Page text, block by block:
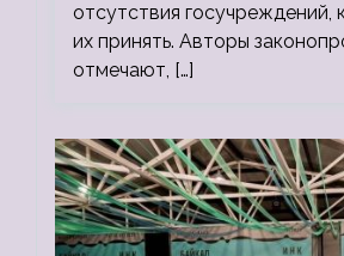
отсутствия госучреждений,
их принять. Авторы
отмечают, […]